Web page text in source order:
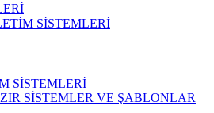
SİSTEMLERİ
SİSTEMLERİ
SİSTEMLER VE ŞABLONLAR